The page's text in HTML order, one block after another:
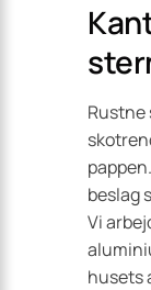
Rustne
beslag
Vi
husets